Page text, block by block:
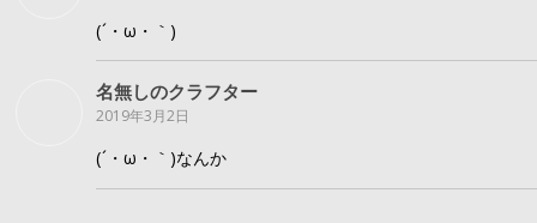
(´・ω・｀)
名無しのクラフター
2019年3月2日
(´・ω・｀)なんか